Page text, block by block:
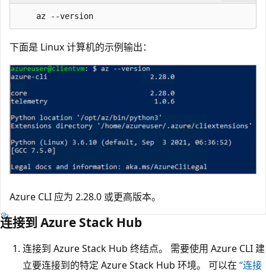
下面是 Linux 计算机的示例输出：
Azure CLI 应为 2.28.0 或更高版本。
连接到 Azure Stack Hub
连接到 Azure Stack Hub 终结点。 需要使用 Azure CLI 建
立要连接到的特定 Azure Stack Hub 环境。 可以在 “连接